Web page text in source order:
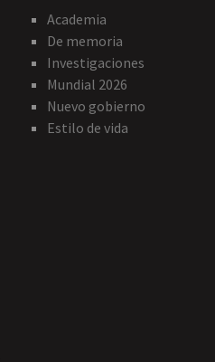
Academia
De memoria
Investigaciones
Mundial 2026
Nuevo gobierno
Estilo de vida